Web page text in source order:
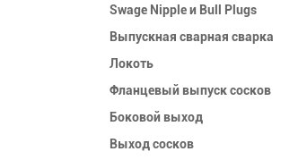
Swage Nipple и Bull Plugs
Выпускная сварная сварка
Локоть
Фланцевый выпуск сосков
Боковой выход
Выход сосков